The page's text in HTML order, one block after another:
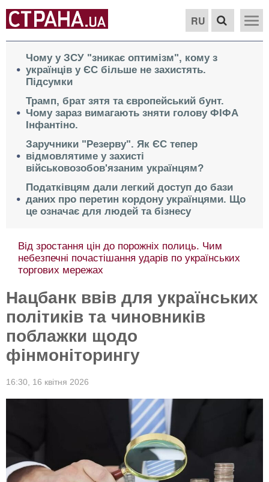
RU
Чому у ЗСУ "зникає оптимізм", кому з
українців у ЄС більше не захистять.
Підсумки
Трамп, брат зятя та європейський бунт.
Чому зараз вимагають зняти голову ФІФА
Інфантіно.
Заручники "Резерву". Як ЄС тепер
відмовлятиме у захисті
військовозобов'язаним українцям?
Податківцям дали легкий доступ до бази
даних про перетин кордону українцями. Що
це означає для людей та бізнесу
Від зростання цін до порожніх полиць. Чим
небезпечні почастішання ударів по українських
торгових мережах
Нацбанк ввів для українських
політиків та чиновників
поблажки щодо
фінмоніторингу
16:30, 16 квітня 2026